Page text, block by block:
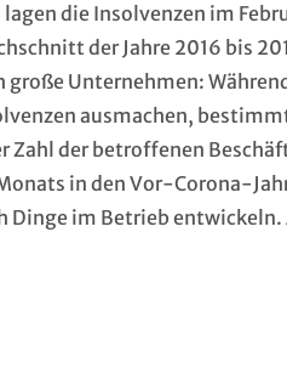
die Insolvenzen im
der Jahre 2016 bis
große Unternehmen:
ausmachen,
Zahl der betroffenen
in den Vor-Corona-
Dinge im Betrieb